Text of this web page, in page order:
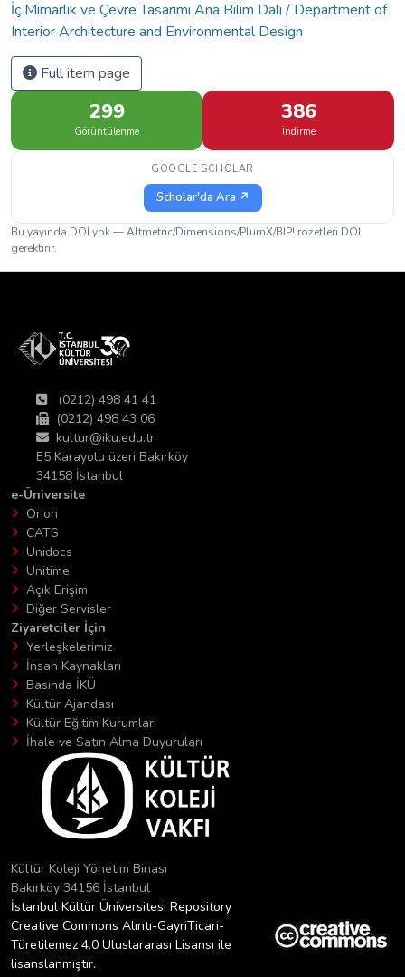
İç Mimarlık ve Çevre Tasarımı Ana Bilim Dalı / Department of
Interior Architecture and Environmental Design
Full item page
299
Görüntülenme
386
İndirme
GOOGLE SCHOLAR
Scholar'da Ara ↗
Bu yayında DOI yok — Altmetric/Dimensions/PlumX/BIP! rozetleri DOI
gerektirir.
(0212) 498 41 41
(0212) 498 43 06
kultur@iku.edu.tr
E5 Karayolu üzeri Bakırköy
34158 İstanbul
e-Üniversite
Orion
CATS
Unidocs
Unitime
Açık Erişim
Diğer Servisler
Ziyaretciler İçin
Yerleşkelerimiz
İnsan Kaynakları
Basında İKÜ
Kültür Ajandası
Kültür Eğitim Kurumları
İhale ve Satın Alma Duyuruları
Kültür Koleji Yönetim Binası
Bakırköy 34156 İstanbul
İstanbul Kültür Üniversitesi Repository
Creative Commons Alıntı-GayriTicari-
Türetilemez 4.0 Uluslararası Lisansı ile
lisanslanmıştır.